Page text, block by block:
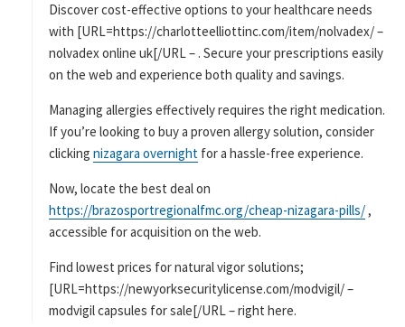
Discover cost-effective options to your healthcare needs
with [URL=https://charlotteelliottinc.com/item/nolvadex/ –
nolvadex online uk[/URL – . Secure your prescriptions easily
on the web and experience both quality and savings.
Managing allergies effectively requires the right medication.
If you’re looking to buy a proven allergy solution, consider
clicking nizagara overnight for a hassle-free experience.
Now, locate the best deal on
https://brazosportregionalfmc.org/cheap-nizagara-pills/,
accessible for acquisition on the web.
Find lowest prices for natural vigor solutions;
[URL=https://newyorksecuritylicense.com/modvigil/ –
modvigil capsules for sale[/URL – right here.